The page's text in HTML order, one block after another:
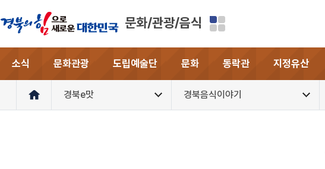
문화/관광/음식
소식 문화관광 도립예술단 문화 동락관 지정유산
경북e맛 경북음식이야기